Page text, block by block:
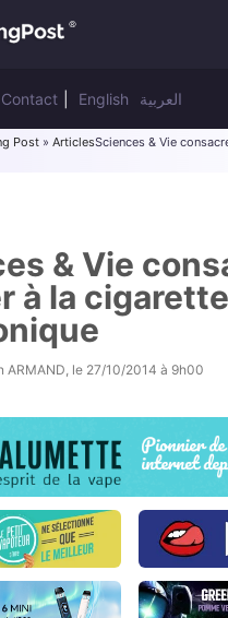
Contact English العربية
Post » ArticlesSciences & Vie
& Vie
à la cigarette
ARMAND , le 27/10/2014 à 9h00